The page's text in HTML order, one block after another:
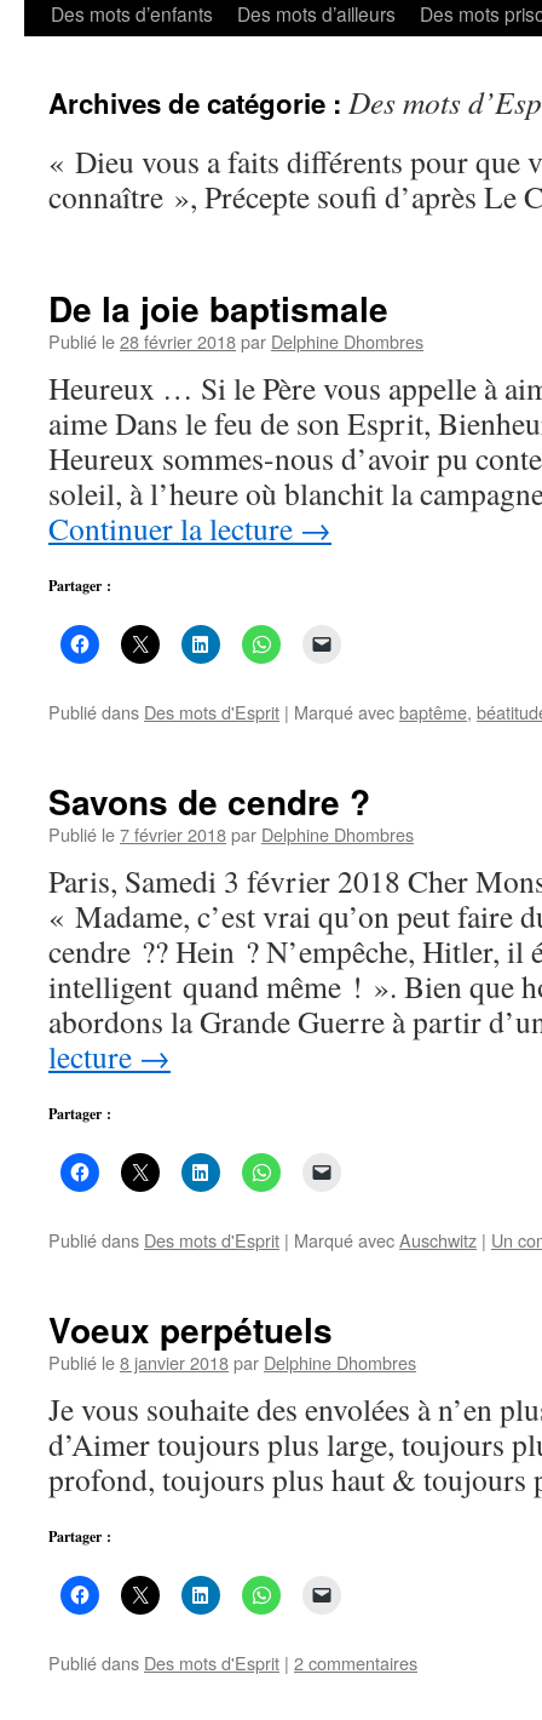
Aller
contenu
Des mots d’enfants Des mots d’ailleurs Des mots
Archives de catégorie : Des mots
« Dieu vous a faits différents pour que
connaître », Précepte soufi d’après Le
De la joie baptismale
Publié le28 février 2018par Delphine Dhombres
Heureux … Si le Père vous appelle à
aime Dans le feu de son Esprit,
Heureux sommes-nous d’avoir pu
soleil, à l’heure où blanchit la
Continuer la lecture →
Partager :
Publié dans Des mots d'Esprit | Marqué avecbaptême,
Savons de cendre ?
Publié le7 février 2018par Delphine Dhombres
Paris, Samedi 3 février 2018 Cher
« Madame, c’est vrai qu’on peut faire
cendre ?? Hein ? N’empêche, Hitler, il
intelligent quand même ! ». Bien que
abordons la Grande Guerre à partir
lecture →
Partager :
Publié dans Des mots d'Esprit | Marqué avecAuschwitz | Un
Voeux perpétuels
Publié le8 janvier 2018par Delphine Dhombres
Je vous souhaite des envolées à n’en
d’Aimer toujours plus large, toujours
profond, toujours plus haut & toujours
Partager :
Publié dans Des mots d'Esprit | 2 commentaires